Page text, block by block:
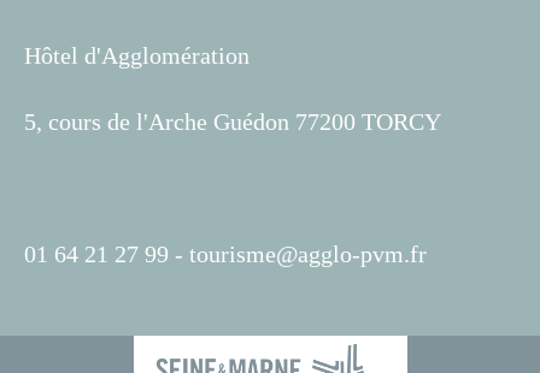
Hôtel d'Agglomération
5, cours de l'Arche Guédon 77200 TORCY
01 64 21 27 99 - tourisme@agglo-pvm.fr